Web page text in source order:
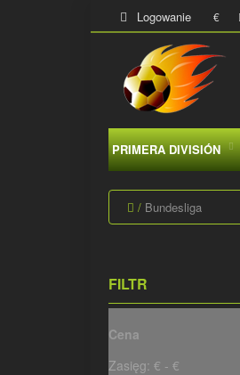
Logowanie €
PRIMERA DIVISIÓN
Bundesliga
FILTR
Cena
Zasięg: € - €